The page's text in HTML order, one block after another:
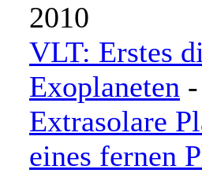
2010
VLT: Erstes
Exoplaneten
Extrasolare
eines fernen